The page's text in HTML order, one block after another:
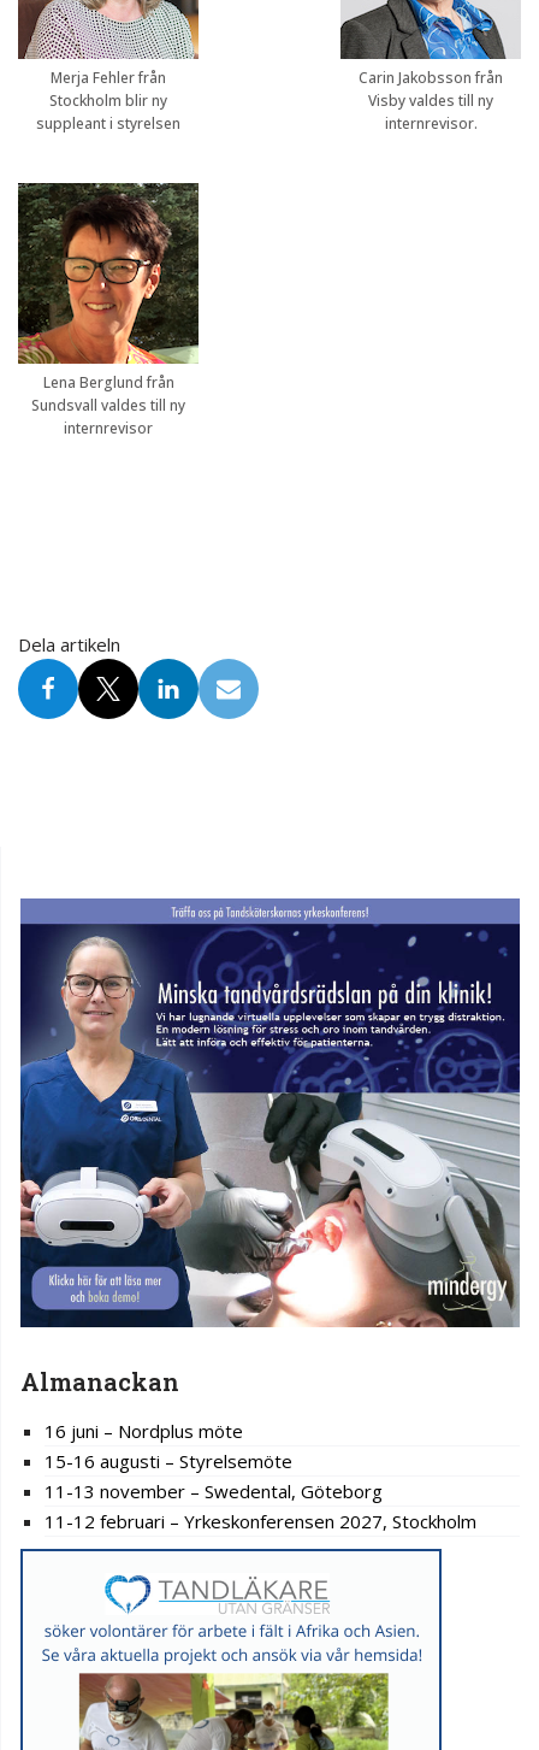
Merja Fehler från
Stockholm blir ny
suppleant i styrelsen
Carin Jakobsson från
Visby valdes till ny
internrevisor.
Lena Berglund från
Sundsvall valdes till ny
internrevisor
Dela artikeln
Almanackan
16 juni – Nordplus möte
15-16 augusti – Styrelsemöte
11-13 november – Swedental, Göteborg
11-12 februari – Yrkeskonferensen 2027, Stockholm